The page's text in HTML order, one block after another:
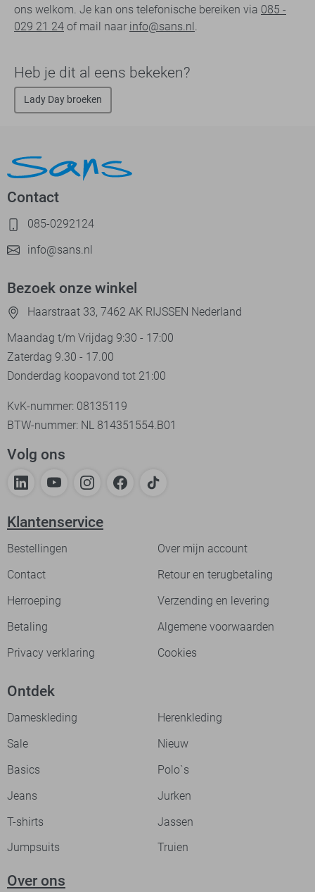
ons welkom. Je kan ons telefonische bereiken via 085 -
029 21 24 of mail naar info@sans.nl.
Heb je dit al eens bekeken?
Lady Day broeken
Contact
085-0292124
info@sans.nl
Bezoek onze winkel
Haarstraat 33, 7462 AK RIJSSEN Nederland
Maandag t/m Vrijdag 9:30 - 17:00
Zaterdag 9.30 - 17.00
Donderdag koopavond tot 21:00
KvK-nummer: 08135119
BTW-nummer: NL 814351554.B01
Volg ons
Klantenservice
Bestellingen
Over mijn account
Contact
Retour en terugbetaling
Herroeping
Verzending en levering
Betaling
Algemene voorwaarden
Privacy verklaring
Cookies
Ontdek
Dameskleding
Herenkleding
Sale
Nieuw
Basics
Polo`s
Jeans
Jurken
T-shirts
Jassen
Jumpsuits
Truien
Over ons